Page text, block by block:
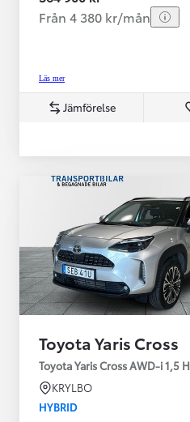
Från 4 380 kr/mån
Läs mer
Jämförelse
Toyota Yaris Cross
Toyota Yaris Cross AWD-i 1,5
KRYLBO
HYBRID